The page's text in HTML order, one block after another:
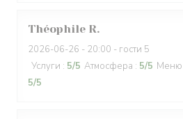
Théophile R
2026-06-26 - 20:00 - гости 5
Услуги : 5/5 Атмосфера : 5/5 Меню
5/5